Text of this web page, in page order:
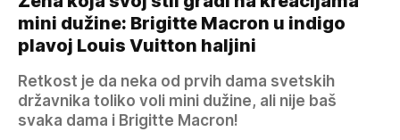
mini dužine: Brigitte Macron u indigo
plavoj Louis Vuitton haljini
Retkost je da neka od prvih dama svetskih
državnika toliko voli mini dužine, ali nije baš
svaka dama i Brigitte Macron!